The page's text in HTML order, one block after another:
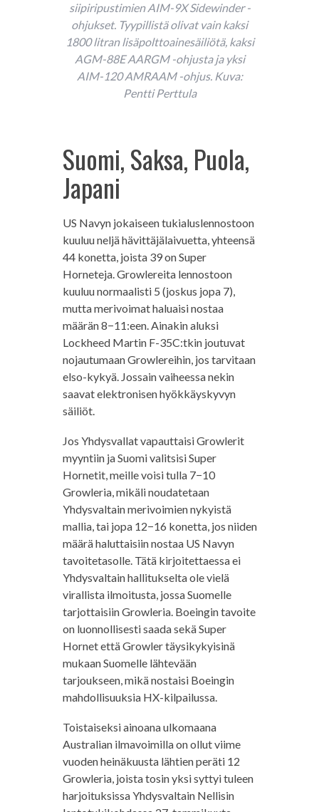
siipiripustimien AIM-9X Sidewinder -
ohjukset. Tyypillistä olivat vain kaksi
1800 litran lisäpolttoainesäiliötä, kaksi
AGM-88E AARGM -ohjusta ja yksi
AIM-120 AMRAAM -ohjus. Kuva:
Pentti Perttula
Suomi, Saksa, Puola,
Japani
US Navyn jokaiseen tukialuslennostoon
kuuluu neljä hävittäjälaivuetta, yhteensä
44 konetta, joista 39 on Super
Horneteja. Growlereita lennostoon
kuuluu normaalisti 5 (joskus jopa 7),
mutta merivoimat haluaisi nostaa
määrän 8−11:een. Ainakin aluksi
Lockheed Martin F-35C:tkin joutuvat
nojautumaan Growlereihin, jos tarvitaan
elso-kykyä. Jossain vaiheessa nekin
saavat elektronisen hyökkäyskyvyn
säiliöt.
Jos Yhdysvallat vapauttaisi Growlerit
myyntiin ja Suomi valitsisi Super
Hornetit, meille voisi tulla 7−10
Growleria, mikäli noudatetaan
Yhdysvaltain merivoimien nykyistä
mallia, tai jopa 12−16 konetta, jos niiden
määrä haluttaisiin nostaa US Navyn
tavoitetasolle. Tätä kirjoitettaessa ei
Yhdysvaltain hallitukselta ole vielä
virallista ilmoitusta, jossa Suomelle
tarjottaisiin Growleria. Boeingin tavoite
on luonnollisesti saada sekä Super
Hornet että Growler täysikykyisinä
mukaan Suomelle lähtevään
tarjoukseen, mikä nostaisi Boeingin
mahdollisuuksia HX-kilpailussa.
Toistaiseksi ainoana ulkomaana
Australian ilmavoimilla on ollut viime
vuoden heinäkuusta lähtien peräti 12
Growleria, joista tosin yksi syttyi tuleen
harjoituksissa Yhdysvaltain Nellisin